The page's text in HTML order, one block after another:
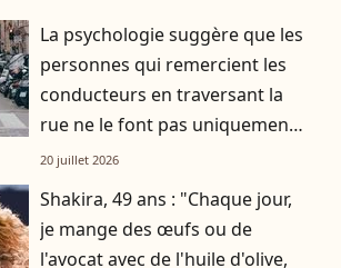
La psychologie suggère que les
personnes qui remercient les
conducteurs en traversant la
rue ne le font pas uniquement
par gratitude
20 juillet 2026
Shakira, 49 ans : "Chaque jour,
je mange des œufs ou de
l'avocat avec de l'huile d'olive,